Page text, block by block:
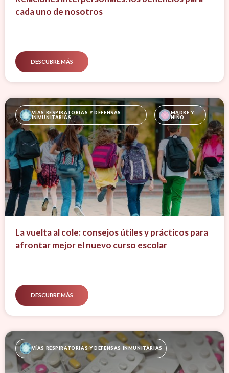
cada uno de nosotros
DESCUBRE MÁS
VÍAS RESPIRATORIAS Y DEFENSAS
INMUNITARIAS
MADRE Y
NIÑO
La vuelta al cole: consejos útiles y prácticos para
afrontar mejor el nuevo curso escolar
DESCUBRE MÁS
VÍAS RESPIRATORIAS Y DEFENSAS INMUNITARIAS